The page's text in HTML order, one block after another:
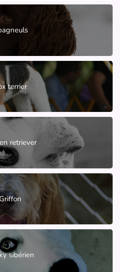
terrier
retriever
sibérien